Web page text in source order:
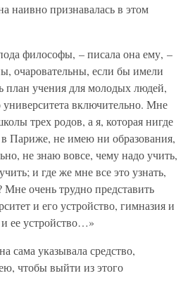
наивно признавалась в этом
философы, – писала она ему, –
очаровательны, если бы имели
план учения для молодых людей,
университета включительно. Мне
трех родов, а я, которая нигде
Париже, не имею ни образования,
не знаю вовсе, чему надо учить,
и где же мне все это узнать,
Мне очень трудно представить
и его устройство, гимназия и
ее устройство…»
сама указывала средство,
чтобы выйти из этого